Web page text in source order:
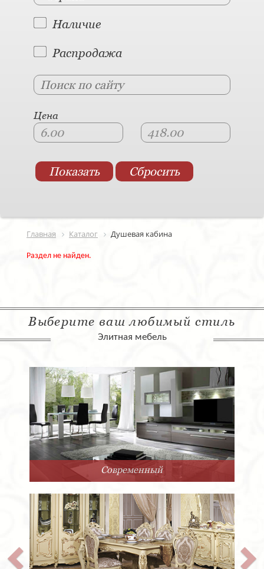
Наличие
Распродажа
Цена
Главная Каталог Душевая кабина
Раздел не найден.
Выберите ваш любимый стиль
Элитная мебель
Современный